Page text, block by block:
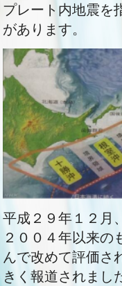
プレート内地震を
があります。
平成２９年１２月
２００４年以来の
んで改めて評価さ
きく報道されまし